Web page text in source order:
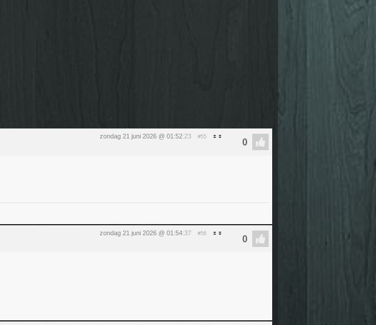
zondag 21 juni 2026 @ 01:52:23 #55
zondag 21 juni 2026 @ 01:54:37 #56